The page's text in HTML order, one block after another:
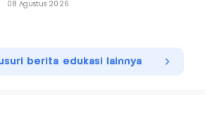
08 Agustus 2026
berita edukasi lainnya